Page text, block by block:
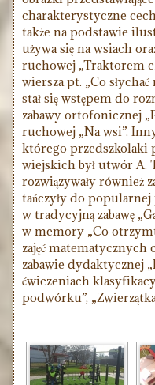
charakterystyczne
także na podstawie
używa się na wsiach
ruchowej „Traktorem
wiersza pt. „Co
stał się wstępem do
zabawy ortofonicznej
ruchowej „Na wsi”.
którego przedszkolaki
wiejskich był utwór A.
rozwiązywały również
tańczyły do popularnej
w tradycyjną zabawę
w memory „Co
zajęć matematycznych
zabawie dydaktycznej
ćwiczeniach
podwórku”,